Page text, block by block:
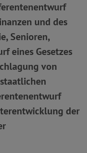
und des
Senioren,
eines Gesetzes
von
der